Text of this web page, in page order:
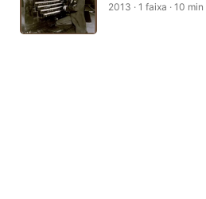
2013 · 1 faixa · 10 min